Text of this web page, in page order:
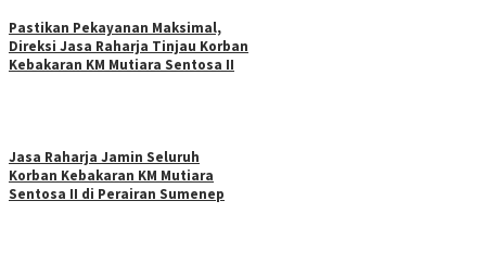
Pastikan Pekayanan Maksimal,
Direksi Jasa Raharja Tinjau Korban
Kebakaran KM Mutiara Sentosa II
Jasa Raharja Jamin Seluruh
Korban Kebakaran KM Mutiara
Sentosa II di Perairan Sumenep